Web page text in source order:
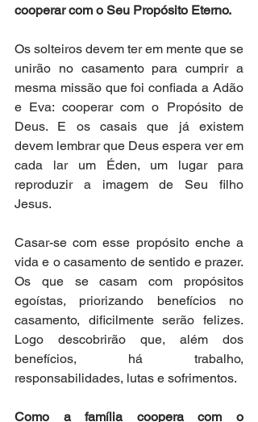
cooperar com o Seu Propósito Eterno.
Os solteiros devem ter em mente que se
unirão no casamento para cumprir a
mesma missão que foi confiada a Adão
e Eva: cooperar com o Propósito de
Deus. E os casais que já existem
devem lembrar que Deus espera ver em
cada lar um Éden, um lugar para
reproduzir a imagem de Seu filho
Jesus.
Casar-se com esse propósito enche a
vida e o casamento de sentido e prazer.
Os que se casam com propósitos
egoístas, priorizando benefícios no
casamento, dificilmente serão felizes.
Logo descobrirão que, além dos
benefícios, há trabalho,
responsabilidades, lutas e sofrimentos.
Como a família coopera com o